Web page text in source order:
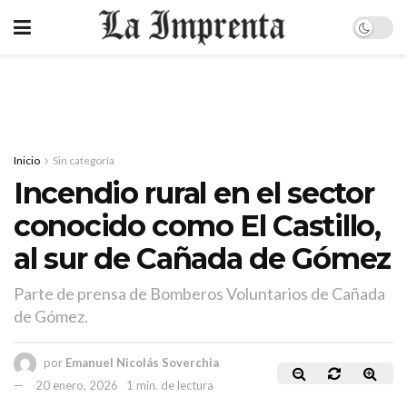
Inicio Sin categoría
Incendio rural en el sector
conocido como El Castillo,
al sur de Cañada de Gómez
Parte de prensa de Bomberos Voluntarios de Cañada
de Gómez.
por Emanuel Nicolás Soverchia
20 enero, 2026
1 min. de lectura